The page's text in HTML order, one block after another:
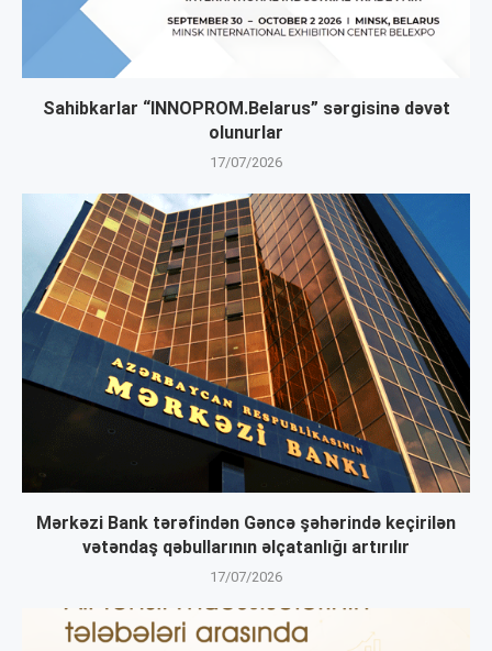
Sahibkarlar “INNOPROM.Belarus” sərgisinə dəvət
olunurlar
17/07/2026
Mərkəzi Bank tərəfindən Gəncə şəhərində keçirilən
vətəndaş qəbullarının əlçatanlığı artırılır
17/07/2026